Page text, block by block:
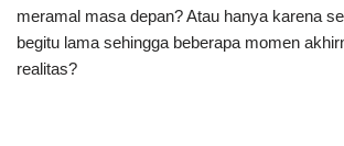
meramal masa depan? Atau hanya karena
begitu lama sehingga beberapa momen
realitas?